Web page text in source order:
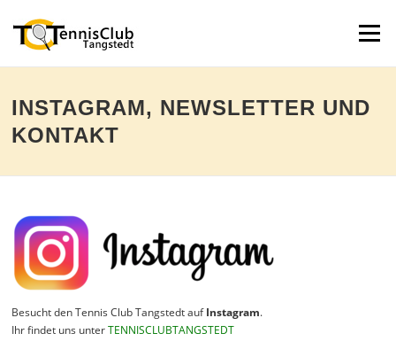
zum
Inhalt
Menü
INSTAGRAM, NEWSLETTER UND
KONTAKT
Besucht den Tennis Club Tangstedt aufInstagram.
Ihr findet uns unterTENNISCLUBTANGSTEDT